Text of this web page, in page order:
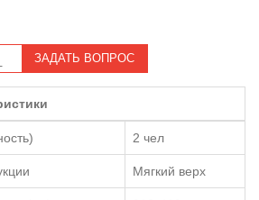
ЗАДАТЬ ВОПРОС
2 чел
Мягкий верх